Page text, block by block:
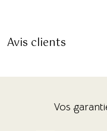
Avis clients
Vos